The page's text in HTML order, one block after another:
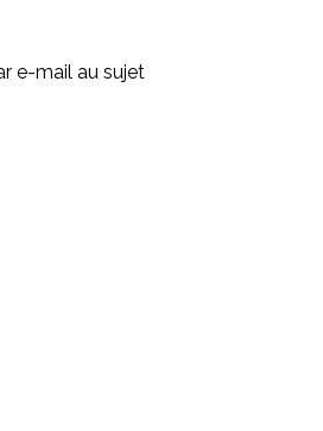
e-mail au sujet